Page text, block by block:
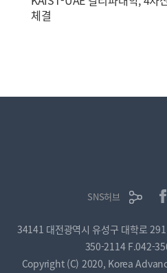
체결
SNS허브
34141 대전광역시 유성구 대학로
350-2114 F.042-
Copyright (C) 2020, Korea